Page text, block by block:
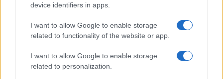
device identifiers in apps.
I want to allow Google to enable storage
related to functionality of the website or app.
I want to allow Google to enable storage
related to personalization.
Rendimentos de R$ 10 mil em diferentes investimentos com a
Selic a 14%